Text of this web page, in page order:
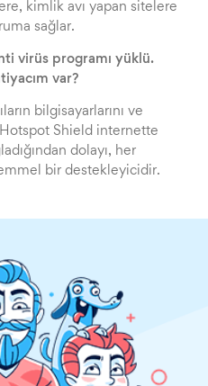
kimlik avı yapan sitelere
sağlar.
virüs programı yüklü.
var?
bilgisayarlarını ve
Hotspot Shield internette
dolayı, her
bir destekleyicidir.